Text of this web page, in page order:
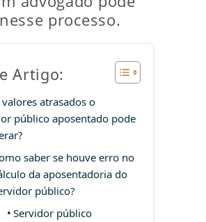
processo.
Artigo:
atrasados o
público aposentado pode
saber se houve erro no
da aposentadoria do
público?
Servidor público